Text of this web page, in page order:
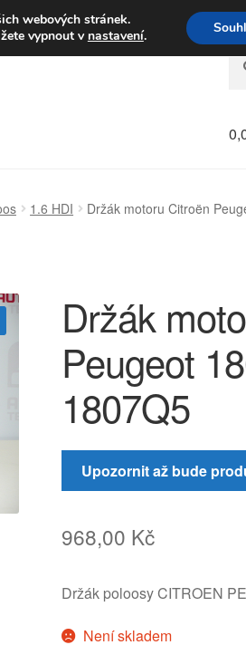
Volejte po-pá 9-16
1.6 HDI Držák motoru Citroën
Držák
Peugeot
1807Q5
Upozornit až bude
968,00 Kč
Držák poloosy CITROEN
Není skladem
webových stránek.
vypnout v nastavení.